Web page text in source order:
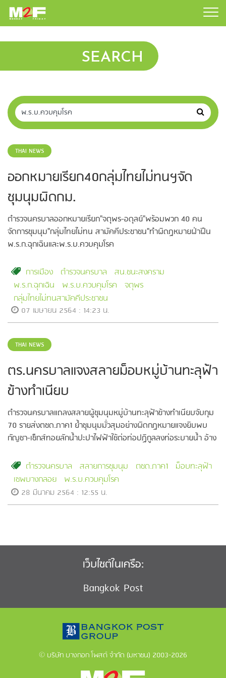
SEARCH
THAI NEWS
ออกหมายเรียก40กลุ่มไทยไม่ทนฯจัด
ชุมนุมผิดกม.
ตำรวจนครบาลออกหมายเรียก"จตุพร-อดุลย์"พร้อมพวก 40 คน
จัดการชุมนุม"กลุ่มไทยไม่ทน สามัคคีประชาชน"ทำผิดฏหมายฝ่าฝืน
พ.ร.ก.ฉุกเฉินและพ.ร.บ.ควบคุมโรค
การเมือง ตำรวจนครบาล
สน.ชนะสงคราม
พ.ร.ก.ฉุกเฉิน
พ.ร.บ.ควบคุมโรค
จตุพร
กลุ่มไทยไม่ทนสามัคคีประชาชน
07 เมษายน 2564 : 14:23 น.
THAI NEWS
ตร.นครบาลแจงสลายม็อบหมู่บ้านทะลุฟ้า
ข้างทำเนียบ
ตำรวจนครบาลแถลงสลายผู้ชุมนุมหมู่บ้านทะลุฟ้าข้างทำเนียบจับกุม
70 รายส่งตชด.ภาค1 ย้ำชุมนุมมั่วสุมอย่างผิดกฏหมายแจงยิบพบ
กัญชา-เซ็กส์ทอยลักน้ำปะปาไฟฟ้าใช้ต่อท่อปฏิกูลลงท่อระบายน้ำ อ้าง
ตำรวจนครบาล สลายการชุมนุม ตชด.ภาค1
ม็อบทะลุฟ้า
เซพบางกลอย
พ.ร.บ.ควบคุมโรค
28 มีนาคม 2564 : 12:55 น.
เว็บไซต์ในเครือ:
Bangkok Post
© บริษัท บางกอก โพสต์ จำกัด (มหาชน) 2003-2026